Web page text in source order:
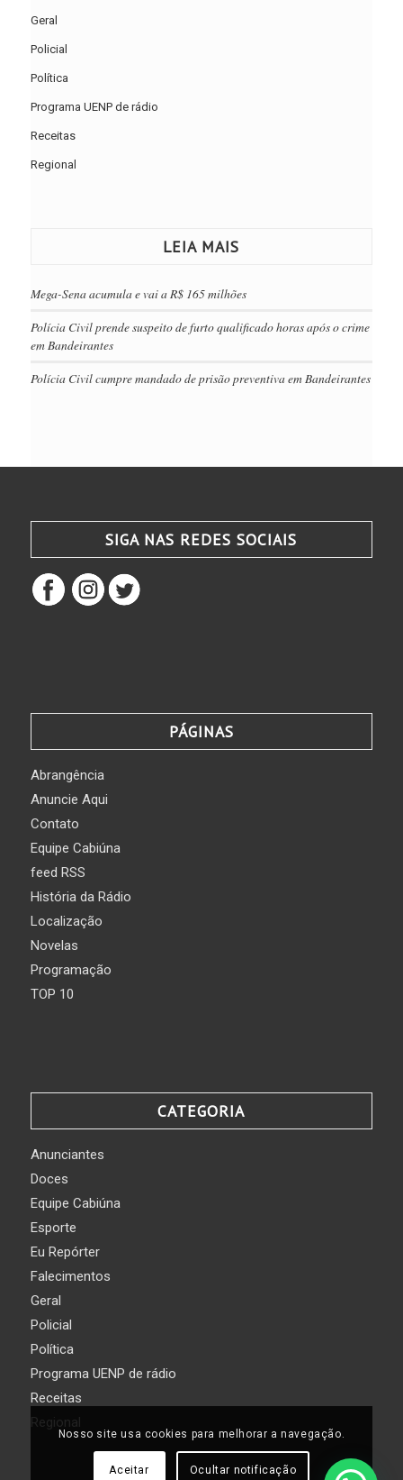
Geral
Policial
Política
Programa UENP de rádio
Receitas
Regional
LEIA MAIS
Mega-Sena acumula e vai a R$ 165 milhões
Polícia Civil prende suspeito de furto qualificado horas após o crime
em Bandeirantes
Polícia Civil cumpre mandado de prisão preventiva em Bandeirantes
SIGA NAS REDES SOCIAIS
PÁGINAS
Abrangência
Anuncie Aqui
Contato
Equipe Cabiúna
feed RSS
História da Rádio
Localização
Novelas
Programação
TOP 10
CATEGORIA
Anunciantes
Doces
Equipe Cabiúna
Esporte
Eu Repórter
Falecimentos
Geral
Policial
Política
Programa UENP de rádio
Receitas
Regional
Nosso site usa cookies para melhorar a navegação.
Aceitar Ocultar notificação